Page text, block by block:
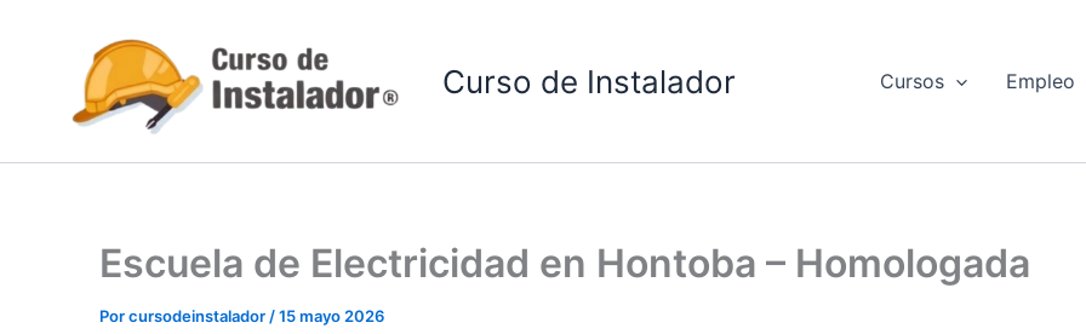
contenido
Curso de Instalador Cursos Empleo
Escuela de Electricidad en Hontoba – Homologada
Porcursodeinstalador/15 mayo 2026